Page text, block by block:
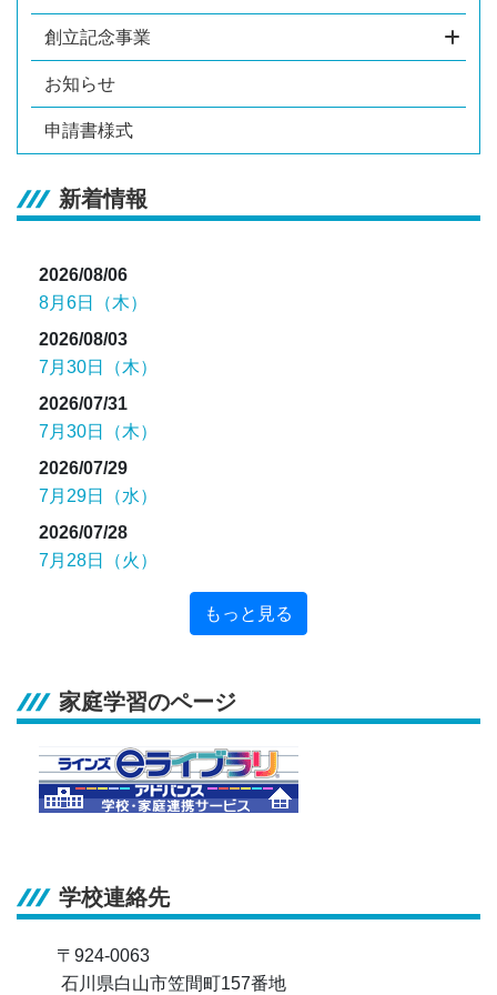
創立記念事業
お知らせ
申請書様式
新着情報
2026/08/06
8月6日（木）
2026/08/03
7月30日（木）
2026/07/31
7月30日（木）
2026/07/29
7月29日（水）
2026/07/28
7月28日（火）
もっと見る
家庭学習のページ
学校連絡先
〒924-0063
石川県白山市笠間町157番地